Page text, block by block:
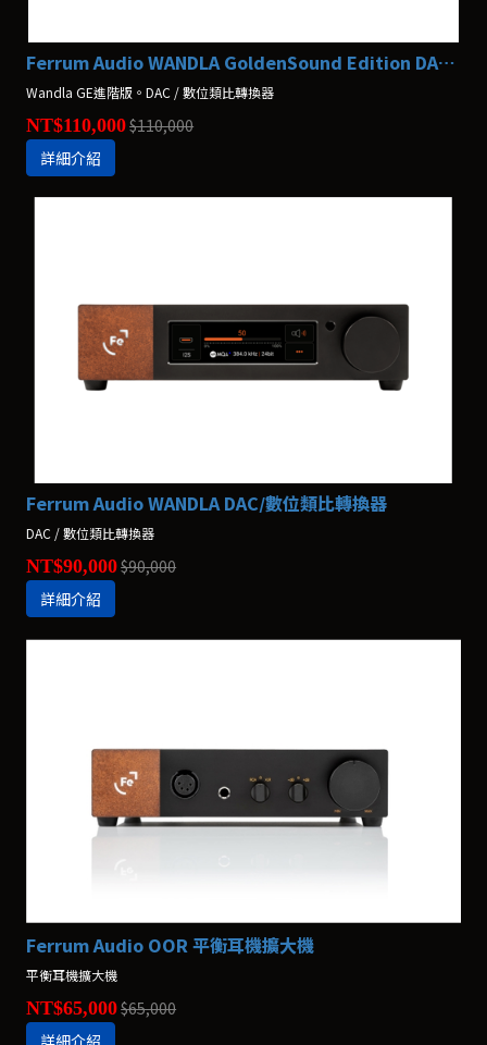
Ferrum Audio WANDLA GoldenSound Edition DAC/數位類比轉換器
Wandla GE進階版。DAC / 數位類比轉換器
NT$110,000$110,000
詳細介紹
Ferrum Audio WANDLA DAC/數位類比轉換器
DAC / 數位類比轉換器
NT$90,000$90,000
詳細介紹
Ferrum Audio OOR 平衡耳機擴大機
平衡耳機擴大機
NT$65,000$65,000
詳細介紹